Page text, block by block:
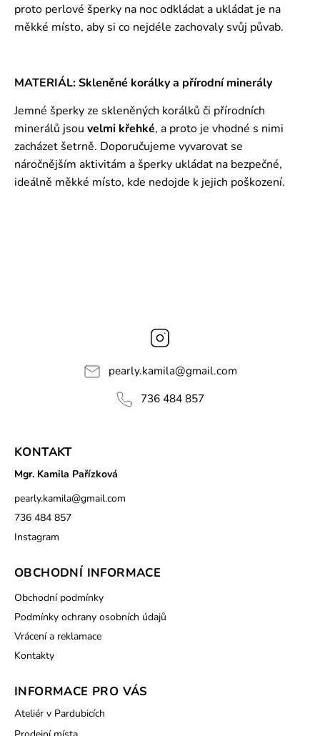
proto perlové šperky na noc odkládat a ukládat je na
měkké místo, aby si co nejdéle zachovaly svůj půvab.
MATERIÁL: Skleněné korálky a přírodní minerály
Jemné šperky ze skleněných korálků či přírodních
minerálů jsou velmi křehké, a proto je vhodné s nimi
zacházet šetrně. Doporučujeme vyvarovat se
náročnějším aktivitám a šperky ukládat na bezpečné,
ideálně měkké místo, kde nedojde k jejich poškození.
pearly.kamila@gmail.com
736 484 857
KONTAKT
Mgr. Kamila Pařízková
pearly.kamila@gmail.com
736 484 857
Instagram
OBCHODNÍ INFORMACE
Obchodní podmínky
Podmínky ochrany osobních údajů
Vrácení a reklamace
Kontakty
INFORMACE PRO VÁS
Ateliér v Pardubicích